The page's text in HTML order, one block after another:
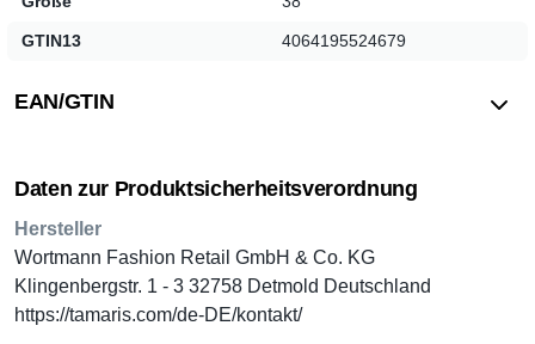
GTIN13 4064195524679
EAN/GTIN
Daten zur Produktsicherheitsverordnung
Hersteller
Wortmann Fashion Retail GmbH & Co. KG
Klingenbergstr. 1 - 3 32758 Detmold Deutschland
https://tamaris.com/de-DE/kontakt/